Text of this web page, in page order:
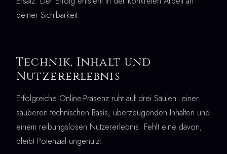
deiner Sichtbarkeit.
Technik, Inhalt und
Nutzererlebnis
Erfolgreiche Online-Präsenz ruht auf drei Säulen: einer
sauberen technischen Basis, überzeugenden Inhalten und
einem reibungslosen Nutzererlebnis. Fehlt eine davon,
bleibt Potenzial ungenutzt.